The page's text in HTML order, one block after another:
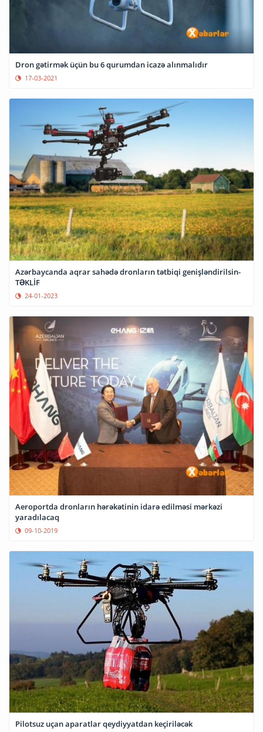
Dron gətirmək üçün bu 6 qurumdan icazə alınmalıdır
17-03-2021
Azərbaycanda aqrar sahədə dronların tətbiqi genişləndirilsin-
TƏKLİF
24-01-2023
Aeroportda dronların hərəkətinin idarə edilməsi mərkəzi
yaradılacaq
09-10-2019
Pilotsuz uçan aparatlar qeydiyyatdan keçiriləcək